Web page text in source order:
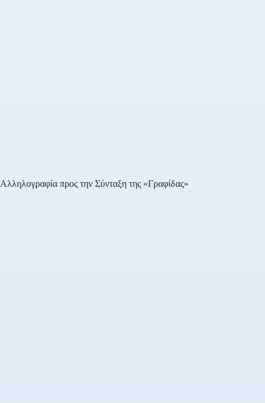
Αλληλογραφία προς την Σύνταξη της «Γραφίδας»